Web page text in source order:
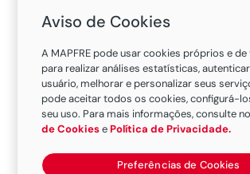
Perguntas Frequentes
Auto e Moto
Vida e Previdência
Imóveis
Consórcios
Capitalização
Aviso de Cookies
A MAPFRE pode usar cookies próprios e
para realizar análises estatísticas,
usuário, melhorar e personalizar seus
pode aceitar todos os cookies, configurá-
seu uso. Para mais informações, consulte
de CookiesePolítica de Privacidade.
Preferências de Cookies